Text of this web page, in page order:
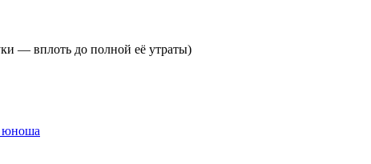
— вплоть до полной её утраты)
юноша